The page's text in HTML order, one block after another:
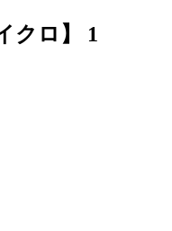
クロ】 1